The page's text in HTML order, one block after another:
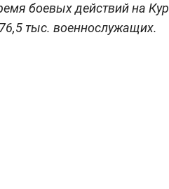
боевых действий на
тыс. военнослужащих.